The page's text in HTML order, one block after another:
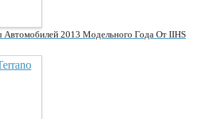
2013 Модельного Года От IIHS